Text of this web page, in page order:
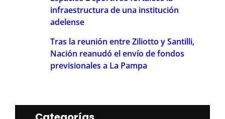
infraestructura de una institución
adelense
Tras la reunión entre Ziliotto y Santilli,
Nación reanudó el envío de fondos
previsionales a La Pampa